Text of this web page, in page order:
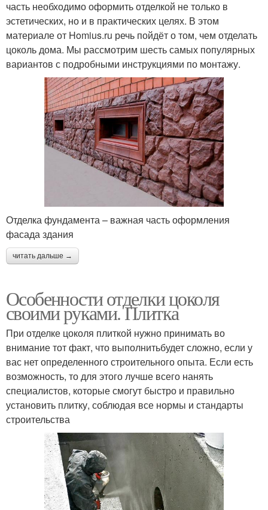
часть необходимо оформить отделкой не только в
эстетических, но и в практических целях. В этом
материале от Homius.ru речь пойдёт о том, чем отделать
цоколь дома. Мы рассмотрим шесть самых популярных
вариантов с подробными инструкциями по монтажу.
Отделка фундамента – важная часть оформления
фасада здания
читать дальше →
Особенности отделки цоколя
своими руками. Плитка
При отделке цоколя плиткой нужно принимать во
внимание тот факт, что выполнитьбудет сложно, если у
вас нет определенного строительного опыта. Если есть
возможность, то для этого лучше всего нанять
специалистов, которые смогут быстро и правильно
установить плитку, соблюдая все нормы и стандарты
строительства